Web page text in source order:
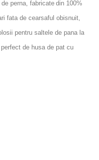
perna, fabricate din 100%
fata de cearsaful obisnuit,
pentru saltele de pana la
de husa de pat cu